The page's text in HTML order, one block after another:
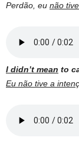
Perdão, eu não
I didn’t mean to
Eu não tive a